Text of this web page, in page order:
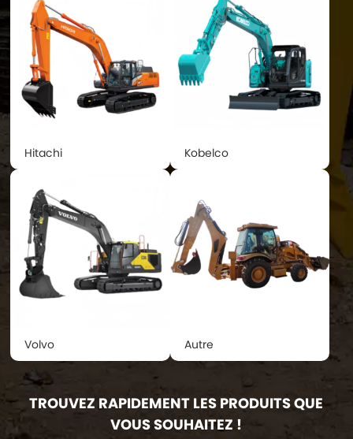
Hitachi Kobelco
Volvo Autre
TROUVEZ RAPIDEMENT LES PRODUITS QUE
VOUS SOUHAITEZ !